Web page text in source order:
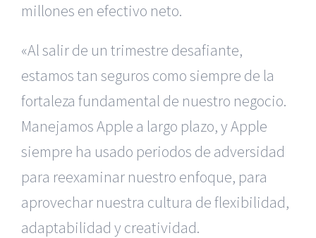
millones en efectivo neto.
«Al salir de un trimestre desafiante,
estamos tan seguros como siempre de la
fortaleza fundamental de nuestro negocio.
Manejamos Apple a largo plazo, y Apple
siempre ha usado periodos de adversidad
para reexaminar nuestro enfoque, para
aprovechar nuestra cultura de flexibilidad,
adaptabilidad y creatividad.